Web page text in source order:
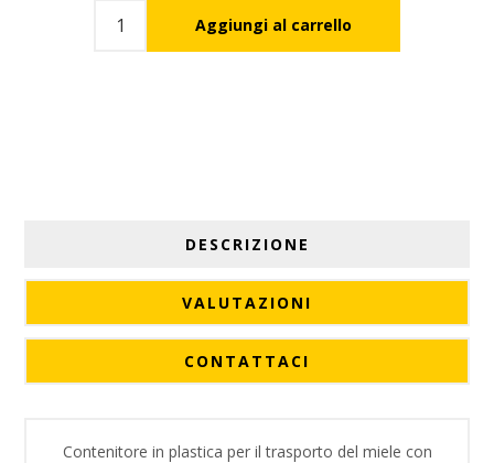
DESCRIZIONE
VALUTAZIONI
CONTATTACI
Contenitore in plastica per il trasporto del miele con